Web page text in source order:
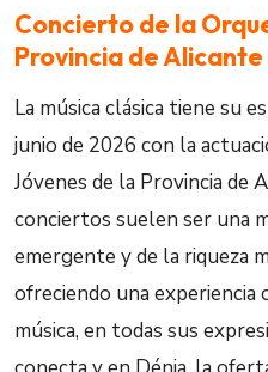
Concierto de la
Provincia de Alicante
La música clásica tiene su
junio de 2026 con la
Jóvenes de la Provincia de
conciertos suelen ser una
emergente y de la riqueza
ofreciendo una
música, en todas sus